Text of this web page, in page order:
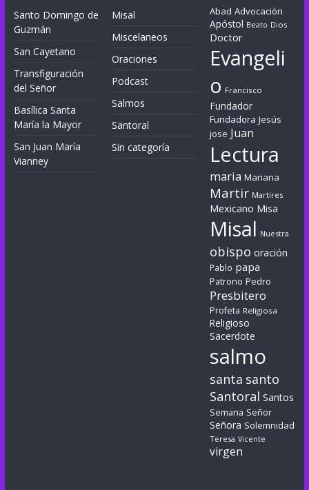
Santo Domingo de
Guzmán
San Cayetano
Transfiguración
del Señor
Basílica Santa
María la Mayor
San Juan María
Vianney
Misal
Miscelaneos
Oraciones
Podcast
Salmos
Santoral
Sin categoría
Abad Advocación
Apóstol Beato Dios
Doctor
Evangeli
o Francisco
Fundador
Fundadora Jesús
jose Juan
Lectura
maria Mariana
Martir Martires
Mexicano Misa
Misal Nuestra
obispo oración
Pablo papa
Patrono Pedro
Presbitero
Profeta Religiosa
Religioso
Sacerdote
salmo
santa santo
Santoral Santos
Semana Señor
Señora Solemnidad
Teresa Vicente
virgen